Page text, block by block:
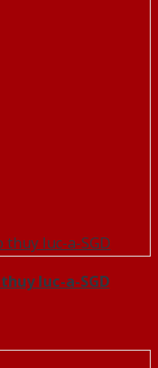
luc-a-SGD